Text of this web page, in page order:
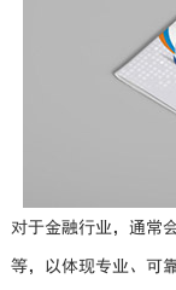
对于金融行业，通常
等，以体现专业、可